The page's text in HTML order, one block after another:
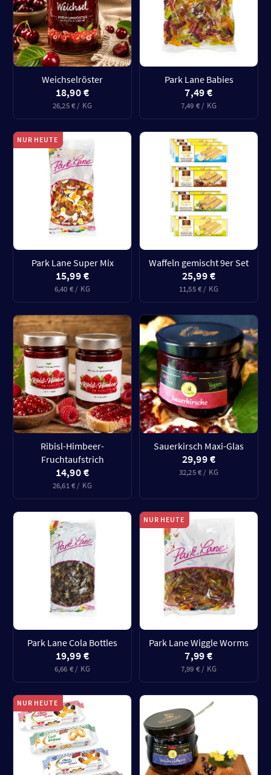
Weichselröster
18,90 €
26,25 € / KG
Park Lane Babies
7,49 €
7,49 € / KG
NUR HEUTE
Park Lane Super Mix
15,99 €
6,40 € / KG
Waffeln gemischt 9er Set
25,99 €
11,55 € / KG
Ribisl-Himbeer-
Fruchtaufstrich
14,90 €
26,61 € / KG
Sauerkirsch Maxi-Glas
29,99 €
32,25 € / KG
Park Lane Cola Bottles
19,99 €
6,66 € / KG
NUR HEUTE
Park Lane Wiggle Worms
7,99 €
7,99 € / KG
NUR HEUTE